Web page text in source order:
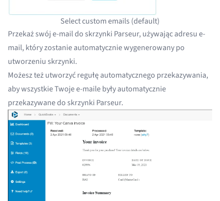
Select custom emails (default)
Przekaż swój e-mail do skrzynki Parseur, używając adresu e-
mail, który zostanie automatycznie wygenerowany po
utworzeniu skrzynki.
Możesz też utworzyćregułę automatycznego przekazywania,
aby wszystkie Twoje e-maile były automatycznie
przekazywane do skrzynki Parseur.